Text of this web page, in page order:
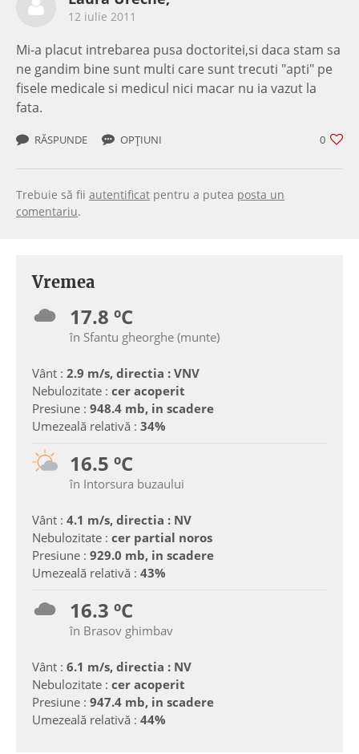
12 iulie 2011
Mi-a placut intrebarea pusa doctoritei,si daca stam sa
ne gandim bine sunt multi care sunt trecuti "apti" pe
fisele medicale si medicul nici macar nu ia vazut la
fata.
0
RĂSPUNDE OPȚIUNI
Trebuie să fii autentificat pentru a putea posta un
comentariu.
Vremea
17.8 ºC
în Sfantu gheorghe (munte)
Vânt : 2.9 m/s, directia : VNV
Nebulozitate : cer acoperit
Presiune : 948.4 mb, in scadere
Umezeală relativă : 34%
16.5 ºC
în Intorsura buzaului
Vânt : 4.1 m/s, directia : NV
Nebulozitate : cer partial noros
Presiune : 929.0 mb, in scadere
Umezeală relativă : 43%
16.3 ºC
în Brasov ghimbav
Vânt : 6.1 m/s, directia : NV
Nebulozitate : cer acoperit
Presiune : 947.4 mb, in scadere
Umezeală relativă : 44%